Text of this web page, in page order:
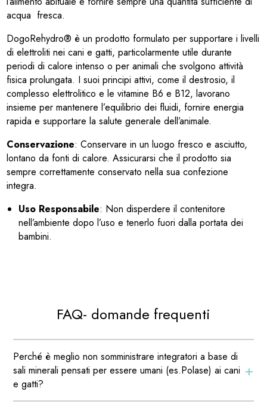
acqua fresca.
DogoRehydro® è un prodotto formulato per supportare i livelli
di elettroliti nei cani e gatti, particolarmente utile durante
periodi di calore intenso o per animali che svolgono attività
fisica prolungata. I suoi principi attivi, come il destrosio, il
complesso elettrolitico e le vitamine B6 e B12, lavorano
insieme per mantenere l’equilibrio dei fluidi, fornire energia
rapida e supportare la salute generale dell’animale.
Conservazione: Conservare in un luogo fresco e asciutto,
lontano da fonti di calore. Assicurarsi che il prodotto sia
sempre correttamente conservato nella sua confezione
integra.
Uso Responsabile: Non disperdere il contenitore
nell’ambiente dopo l’uso e tenerlo fuori dalla portata dei
bambini.
FAQ- domande frequenti
Perché è meglio non somministrare integratori a base di
sali minerali pensati per essere umani (es.Polase) ai cani
e gatti?
+